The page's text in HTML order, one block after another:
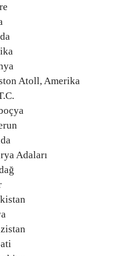
Atoll, Amerika
Adaları